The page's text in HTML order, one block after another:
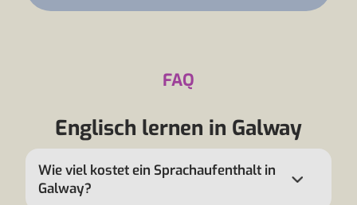
FAQ
Englisch lernen in Galway
Wie viel kostet ein Sprachaufenthalt in
Galway?